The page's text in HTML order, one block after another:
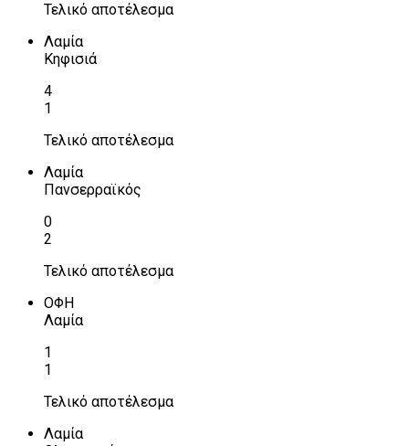
Τελικό αποτέλεσμα
Λαμία
Κηφισιά
4
1
Τελικό αποτέλεσμα
Λαμία
Πανσερραϊκός
0
2
Τελικό αποτέλεσμα
ΟΦΗ
Λαμία
1
1
Τελικό αποτέλεσμα
Λαμία